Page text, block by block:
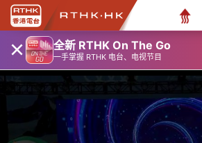
× 全新 RTHK On The Go
一手掌握 RTHK 电台、电视节目